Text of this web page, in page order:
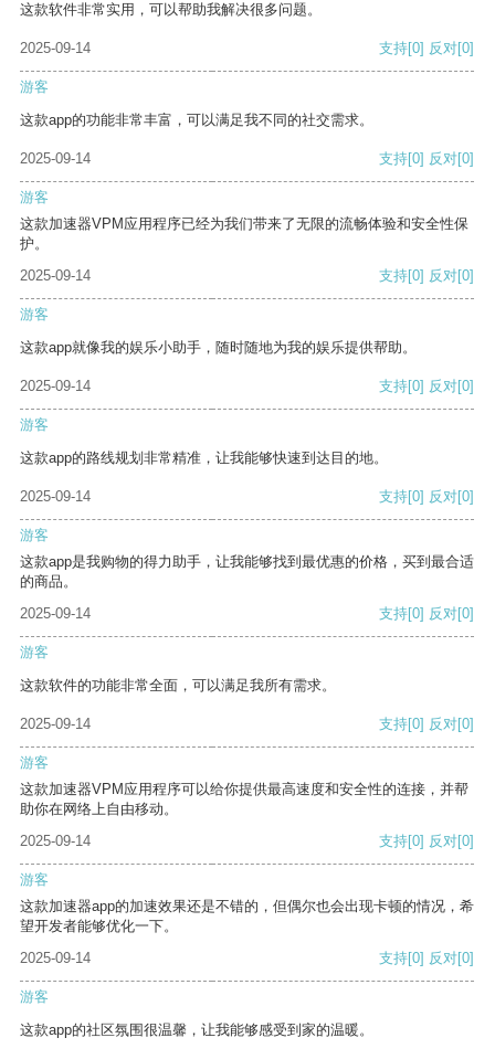
这款软件非常实用，可以帮助我解决很多问题。
2025-09-14 支持[0] 反对[0]
游客
这款app的功能非常丰富，可以满足我不同的社交需求。
2025-09-14 支持[0] 反对[0]
游客
这款加速器VPM应用程序已经为我们带来了无限的流畅体验和安全性保
护。
2025-09-14
支持[0] 反对[0]
游客
这款app就像我的娱乐小助手，随时随地为我的娱乐提供帮助。
2025-09-14 支持[0] 反对[0]
游客
这款app的路线规划非常精准，让我能够快速到达目的地。
2025-09-14 支持[0] 反对[0]
游客
这款app是我购物的得力助手，让我能够找到最优惠的价格，买到最合适
的商品。
2025-09-14
支持[0] 反对[0]
游客
这款软件的功能非常全面，可以满足我所有需求。
2025-09-14 支持[0] 反对[0]
游客
这款加速器VPM应用程序可以给你提供最高速度和安全性的连接，并帮
助你在网络上自由移动。
2025-09-14
支持[0] 反对[0]
游客
这款加速器app的加速效果还是不错的，但偶尔也会出现卡顿的情况，希
望开发者能够优化一下。
2025-09-14
支持[0] 反对[0]
游客
这款app的社区氛围很温馨，让我能够感受到家的温暖。